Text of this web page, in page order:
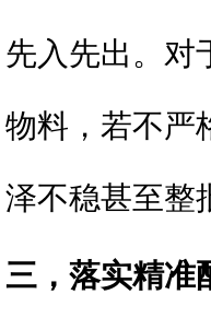
先入先出。对
物料，若不严
泽不稳甚至整
三，落实精准